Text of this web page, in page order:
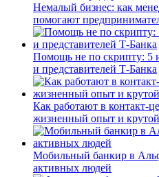
Немалый бизнес: как
помогают
Помощь не по скрипту: 5
и представителей Т-Банка
Как работают в контакт-
жизненный опыт и крутой
Мобильный банкир в
активных людей